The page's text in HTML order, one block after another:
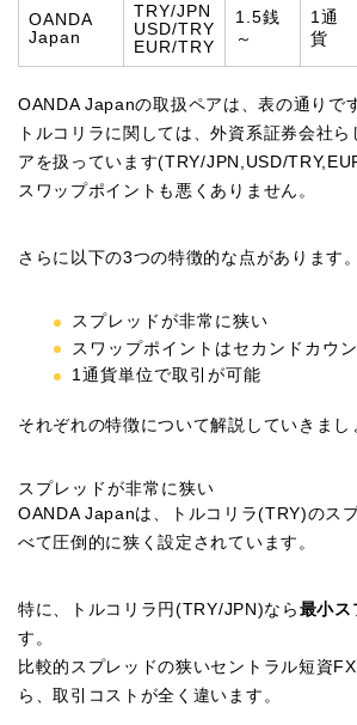
OANDA
Japan
TRY/JPN
USD/TRY
EUR/TRY
1.5銭
～
1通
貨
OANDA Japanの取扱ペアは、表の通りで
トルコリラに関しては、外資系証券会社
アを扱っています(TRY/JPN,USD/
スワップポイントも悪くありません。
さらに以下の3つの特徴的な点があります。
スプレッドが非常に狭い
スワップポイントはセカンドカウ
1通貨単位で取引が可能
それぞれの特徴について解説していきまし
スプレッドが非常に狭い
OANDA Japanは、トルコリラ(TRY)のス
べて圧倒的に狭く設定されています。
特に、トルコリラ円(TRY/JPN)なら 最小ス
す。
比較的スプレッドの狭いセントラル短資
ら、取引コストが全く違います。